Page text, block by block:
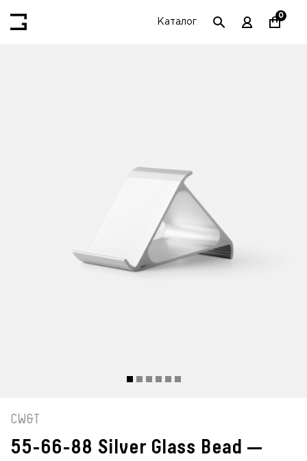
Каталог
0
CW&T
55-66-88 Silver Glass Bead —